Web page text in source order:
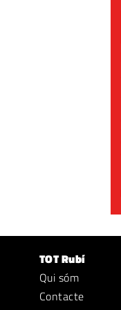
TOT Rubí
Qui sóm
Contacte